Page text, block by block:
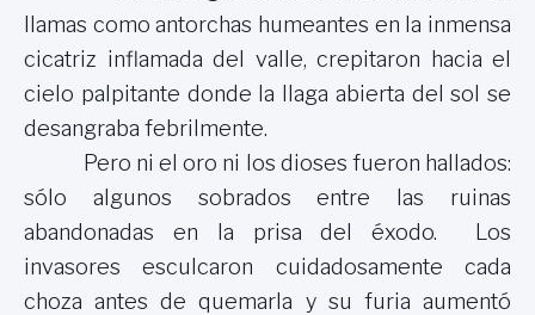
llamas como antorchas humeantes en la inmensa
cicatriz inflamada del valle, crepitaron hacia el
cielo palpitante donde la llaga abierta del sol se
desangraba febrilmente.
Pero ni el oro ni los dioses fueron hallados:
sólo algunos sobrados entre las ruinas
abandonadas en la prisa del éxodo. Los
invasores esculcaron cuidadosamente cada
choza antes de quemarla y su furia aumentó